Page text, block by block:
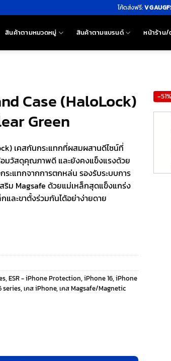
โค้ดส่งฟรี:
สินค้าตามหมวดหมู่ สินค้าตามแบรนด์ หน้าร้าน/
Case (HaloLock)
Green
เคสกันกระแทกที่ผสมผสานดีไซน์ที่
มวัสดุคุณภาพดี และยังคงแข็งแรงด้วย
ระแทกจากการตกหล่น รองรับระบบการ
ริม Magsafe ด้วยแม่เหล็กสุดแข็งแกร่ง
และขาตั้งร่วมกันได้อย่าง่ายดาย
, ESR - iPhone Protection, iPhone 16, iPhone
series, เคส iPhone, เคส Magsafe/Magnetic
- เคส iPhone 16 - สี Clear Green ชิ้น
-51%